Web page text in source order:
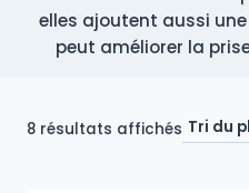
elles ajoutent aussi
peut améliorer la
8 résultats affichés Trié